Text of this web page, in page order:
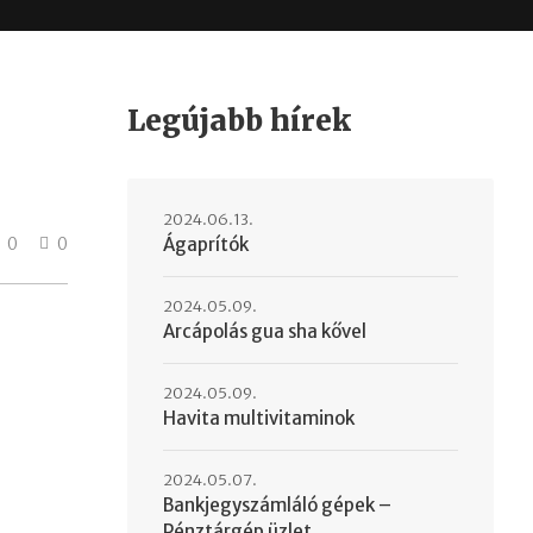
0 0
Legújabb hírek
Ágaprítók
2024.06.13.
Arcápolás gua sha kővel
2024.05.09.
Havita multivitaminok
2024.05.09.
Bankjegyszámláló gépek –
2024.05.07.